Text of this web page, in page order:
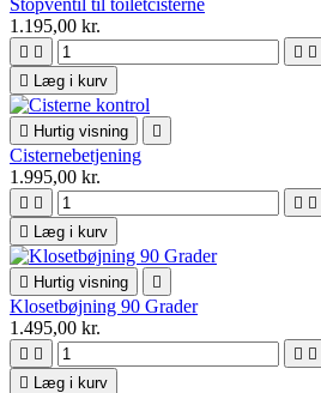
1.195,00 kr.
   
 Læg i kurv
 Hurtig visning 
Cisternebetjening
1.995,00 kr.
   
 Læg i kurv
 Hurtig visning 
Klosetbøjning 90 Grader
1.495,00 kr.
   
 Læg i kurv